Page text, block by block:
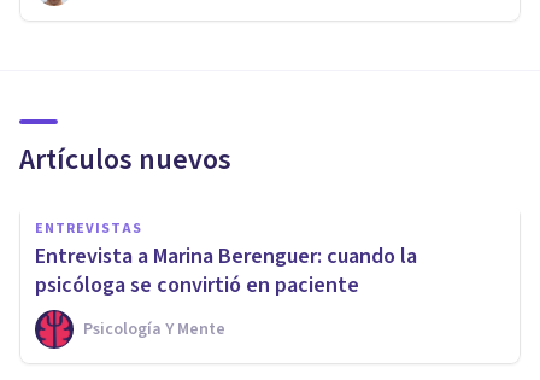
Artículos nuevos
ENTREVISTAS
Entrevista a Marina Berenguer: cuando la
psicóloga se convirtió en paciente
Psicología Y Mente